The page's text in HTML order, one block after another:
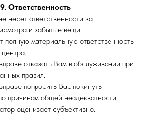
9. Ответственность
несет ответственности за
и забытые вещи.
полную материальную ответственность
отказать Вам в обслуживании при
правил.
попросить Вас покинуть
причинам общей неадекватности,
оценивает субъективно.